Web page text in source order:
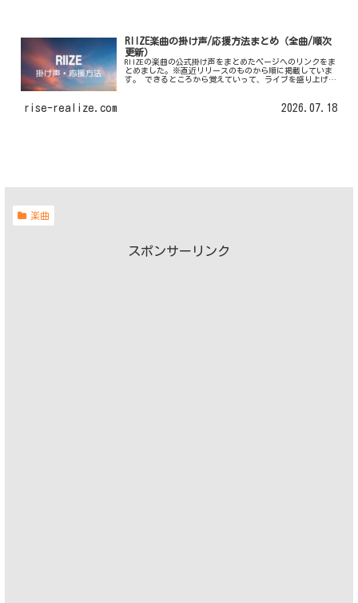
RIIZE楽曲の掛け声/応援方法まとめ（全曲/順次
更新）
RIIZEの楽曲の公式掛け声をまとめたページへのリンクをま
とめました。※直近リリースのものから順に掲載していま
す。 できるところから覚えていって、ライブを盛り上げま
rise-realize.com 2026.07.18
楽曲
スポンサーリンク